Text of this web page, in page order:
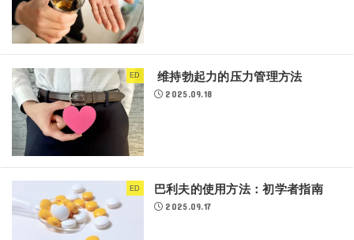
ED 维持勃起力的压力管理方法
2025.09.18
ED 巴利夫的使用方法：初学者指南
2025.09.17